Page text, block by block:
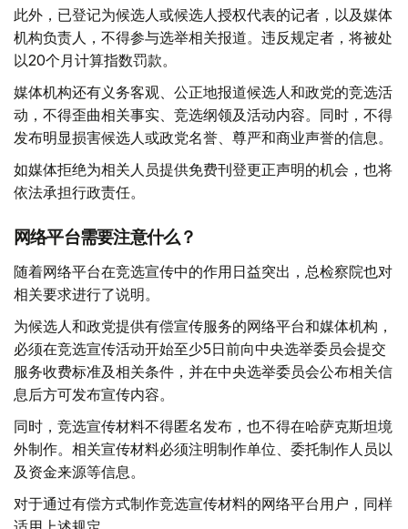
此外，已登记为候选人或候选人授权代表的记者，以及媒体
机构负责人，不得参与选举相关报道。违反规定者，将被处
以20个月计算指数罚款。
媒体机构还有义务客观、公正地报道候选人和政党的竞选活
动，不得歪曲相关事实、竞选纲领及活动内容。同时，不得
发布明显损害候选人或政党名誉、尊严和商业声誉的信息。
如媒体拒绝为相关人员提供免费刊登更正声明的机会，也将
依法承担行政责任。
网络平台需要注意什么？
随着网络平台在竞选宣传中的作用日益突出，总检察院也对
相关要求进行了说明。
为候选人和政党提供有偿宣传服务的网络平台和媒体机构，
必须在竞选宣传活动开始至少5日前向中央选举委员会提交
服务收费标准及相关条件，并在中央选举委员会公布相关信
息后方可发布宣传内容。
同时，竞选宣传材料不得匿名发布，也不得在哈萨克斯坦境
外制作。相关宣传材料必须注明制作单位、委托制作人员以
及资金来源等信息。
对于通过有偿方式制作竞选宣传材料的网络平台用户，同样